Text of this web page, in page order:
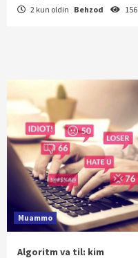
2 kun oldin Behzod 156
Muammo
Algoritm va til: kim